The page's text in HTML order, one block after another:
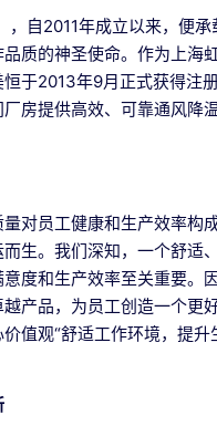
，自2011年成立以来，便承
质的神圣使命。作为上海
于2013年9月正式获得注
房提供高效、可靠通风降
对员工健康和生产效率构
生。我们深知，一个舒适
度和生产效率至关重要。
产品，为员工创造一个更
值观“舒适工作环境，提升